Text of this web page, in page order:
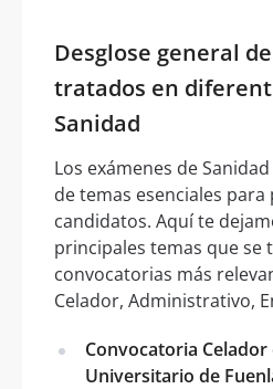
Desglose general
tratados en
Sanidad
Los exámenes de
de temas esenciales
candidatos. Aquí te
principales temas que se
convocatorias más
Celador, Administrativo,
Convocatoria
Universitario de